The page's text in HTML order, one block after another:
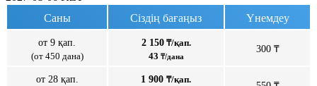
Саны
Сіздің бағаңыз Үнемдеу
от 9 қап.
(от 450 дана)
2 150₸/қап.
43 ₸/дана
300 ₸
от 28 қап.
1 900 ₸/қап.